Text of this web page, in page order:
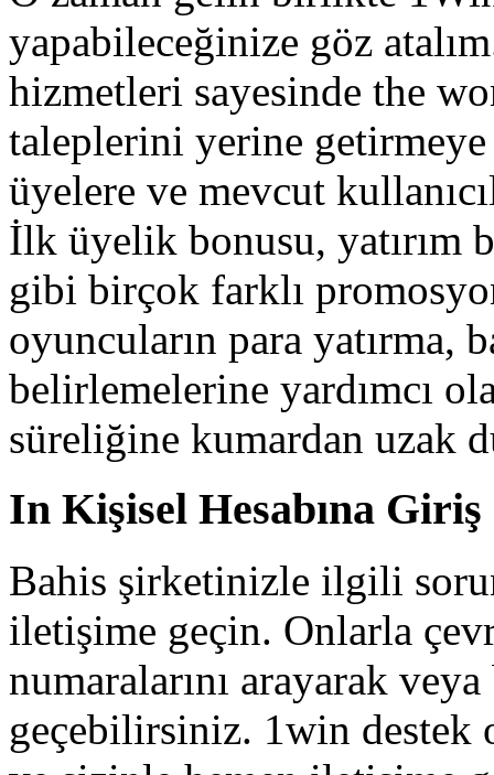
yapabileceğinize göz
hizmetleri sayesinde the
taleplerini yerine
üyelere ve mevcut
İlk üyelik bonusu, yatırım
gibi birçok farklı
oyuncuların para yatırma,
belirlemelerine yardımcı
süreliğine kumardan uzak
In Kişisel Hesabına Giriş
Bahis şirketinizle ilgili
iletişime geçin. Onlarla
numaralarını arayarak
geçebilirsiniz. 1win